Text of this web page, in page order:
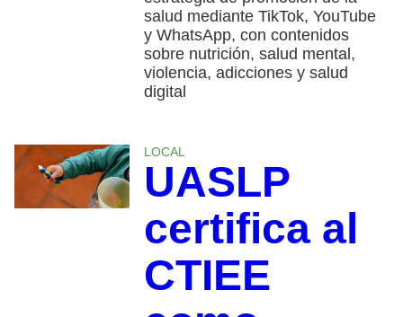
salud mediante TikTok, YouTube
y WhatsApp, con contenidos
sobre nutrición, salud mental,
violencia, adicciones y salud
digital
LOCAL
UASLP
certifica al
CTIEE